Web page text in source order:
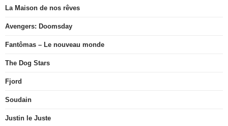
La Maison de nos rêves
Avengers: Doomsday
Fantômas – Le nouveau monde
The Dog Stars
Fjord
Soudain
Justin le Juste